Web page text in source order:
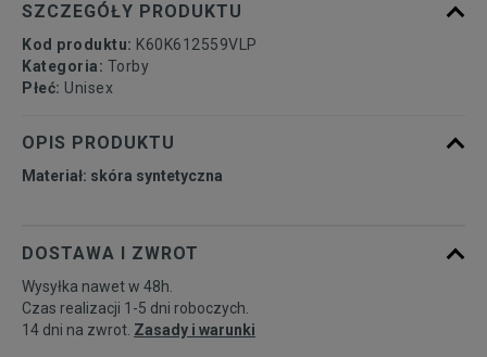
SZCZEGÓŁY PRODUKTU
Kod produktu: K60K612559VLP
Kategoria: Torby
Płeć: Unisex
OPIS PRODUKTU
Materiał: skóra syntetyczna
DOSTAWA I ZWROT
Wysyłka nawet w 48h.
Czas realizacji 1-5 dni roboczych.
14 dni na zwrot. Zasady i warunki